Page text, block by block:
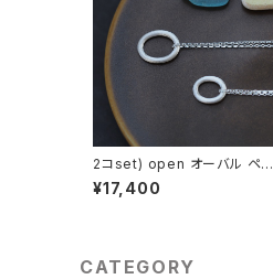
2コset) open オーバル ペア
ネックレス シルバー925
¥17,400
CATEGORY